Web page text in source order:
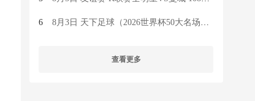
6 8月3日 天下足球（2026世界杯50大名场面）1080P 国语 CCTV5 HD 6
查看更多